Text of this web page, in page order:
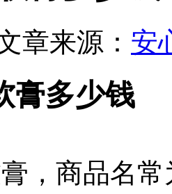
章来源： 安
膏多少钱
，商品名